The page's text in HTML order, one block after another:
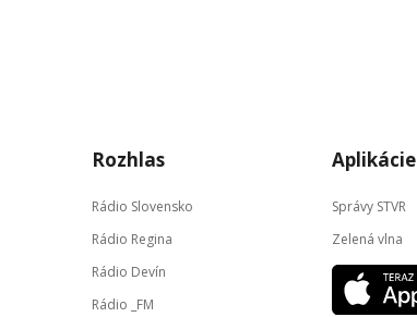
Rozhlas
Rádio Slovensko
Rádio Regina
Rádio Devín
Rádio _FM
Aplikácie
Správy STVR
Zelená vlna